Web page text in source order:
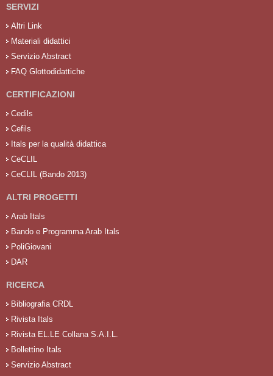
SERVIZI
Altri Link
Materiali didattici
Servizio Abstract
FAQ Glottodidattiche
CERTIFICAZIONI
Cedils
Cefils
Itals per la qualità didattica
CeCLIL
CeCLIL (Bando 2013)
ALTRI PROGETTI
Arab Itals
Bando e Programma Arab Itals
PoliGiovani
DAR
RICERCA
Bibliografia CRDL
Rivista Itals
Rivista EL.LE Collana S.A.I.L.
Bollettino Itals
Servizio Abstract